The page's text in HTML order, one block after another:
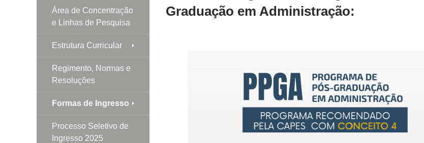
Graduação em Administração:
Área de Concentração
e Linhas de Pesquisa
Estrutura Curricular
Regimento, Normas e
Resoluções
Formas de Ingresso
Processo Seletivo de
Ingresso 2025